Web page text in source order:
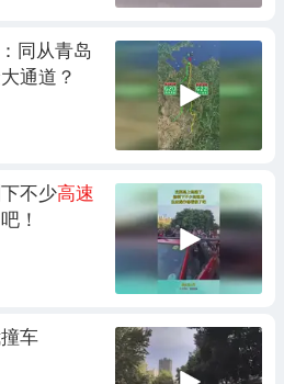
：同从青岛
通道？
不少高速
！
车